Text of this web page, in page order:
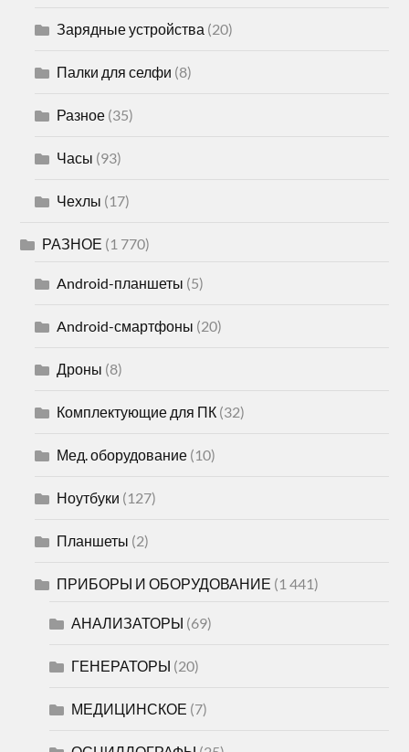
Зарядные устройства (20)
Палки для селфи (8)
Разное (35)
Часы (93)
Чехлы (17)
РАЗНОЕ (1 770)
Android-планшеты (5)
Android-смартфоны (20)
Дроны (8)
Комплектующие для ПК (32)
Мед. оборудование (10)
Ноутбуки (127)
Планшеты (2)
ПРИБОРЫ И ОБОРУДОВАНИЕ (1 441)
АНАЛИЗАТОРЫ (69)
ГЕНЕРАТОРЫ (20)
МЕДИЦИНСКОЕ (7)